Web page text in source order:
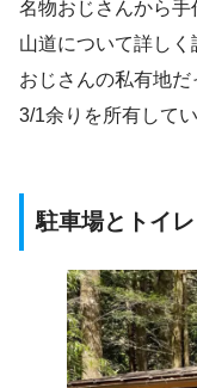
名物おじさんから
山道について詳し
おじさんの私有地
3/1余りを所有して
駐車場とトイレ